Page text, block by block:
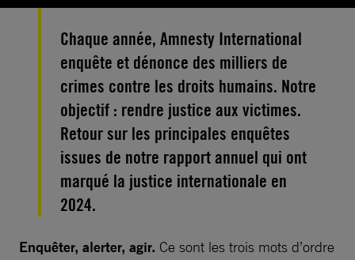
Chaque année, Amnesty International
enquête et dénonce des milliers de
crimes contre les droits humains. Notre
objectif : rendre justice aux victimes.
Retour sur les principales enquêtes
issues de notre rapport annuel qui ont
marqué la justice internationale en
2024.
Enquêter, alerter, agir. Ce sont les trois mots d’ordre